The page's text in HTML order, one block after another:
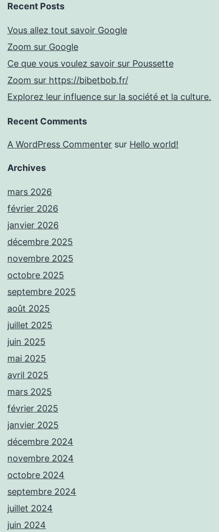
Recent Posts
Vous allez tout savoir Google
Zoom sur Google
Ce que vous voulez savoir sur Poussette
Zoom sur https://bibetbob.fr/
Explorez leur influence sur la société et la culture.
Recent Comments
A WordPress Commenter sur Hello world!
Archives
mars 2026
février 2026
janvier 2026
décembre 2025
novembre 2025
octobre 2025
septembre 2025
août 2025
juillet 2025
juin 2025
mai 2025
avril 2025
mars 2025
février 2025
janvier 2025
décembre 2024
novembre 2024
octobre 2024
septembre 2024
juillet 2024
juin 2024